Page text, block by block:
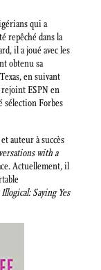
qui a
repêché dans la
il a joué avec les
obtenu sa
en suivant
rejoint ESPN en
sélection Forbes
auteur à succès
with a
Actuellement, il
Saying Yes